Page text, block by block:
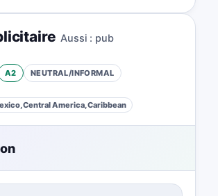
Aussi : pub
A2 NEUTRAL/INFORMAL
Central America, Caribbean